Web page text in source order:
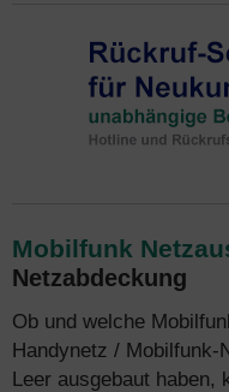
Mobilfunk
Netzabdeckung
Ob und welche
Handynetz / Mobilfunk-
Leer ausgebaut haben,